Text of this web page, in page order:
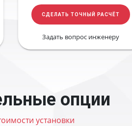
СДЕЛАТЬ ТОЧНЫЙ РАСЧЁТ
Задать вопрос инженеру
опции
установки